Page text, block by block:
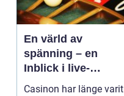
En värld av
spänning – en
Inblick i live-
casino
Casinon har länge varit